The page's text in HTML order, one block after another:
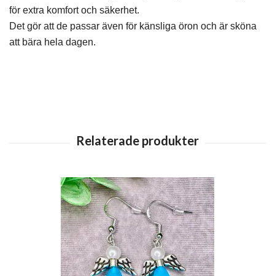
för extra komfort och säkerhet.
Det gör att de passar även för känsliga öron och är sköna
att bära hela dagen.